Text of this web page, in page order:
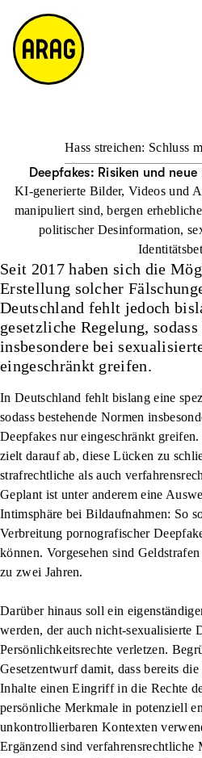
h
e
ta
k
ts
ei
te
e
m
a
p
Hass streichen: Schluss
Deepfakes: Risiken und
KI-generierte Bilder, Videos und
manipuliert sind, bergen
politischer Desinformation,
Seit 2017 haben sich die
Erstellung solcher
Deutschland fehlt jedoch
gesetzliche Regelung,
insbesondere bei
eingeschränkt greifen.
In Deutschland fehlt bislang eine
sodass bestehende Normen
Deepfakes nur eingeschränkt
zielt darauf ab, diese Lücken zu
strafrechtliche als auch
Geplant ist unter anderem eine
Intimsphäre bei Bildaufnahmen: So
Verbreitung pornografischer
können. Vorgesehen sind
zu zwei Jahren.
Darüber hinaus soll ein
werden, der auch nicht-sexualisierte
Persönlichkeitsrechte verletzen.
Gesetzentwurf damit, dass bereits
Inhalte einen Eingriff in die Rechte
persönliche Merkmale in potenziell
unkontrollierbaren Kontexten
Ergänzend sind verfahrensrechtliche